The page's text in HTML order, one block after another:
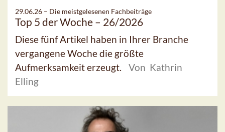
29.06.26 – Die meistgelesenen Fachbeiträge
Top 5 der Woche – 26/2026
Diese fünf Artikel haben in Ihrer Branche
vergangene Woche die größte
Aufmerksamkeit erzeugt.
Von Kathrin
Elling